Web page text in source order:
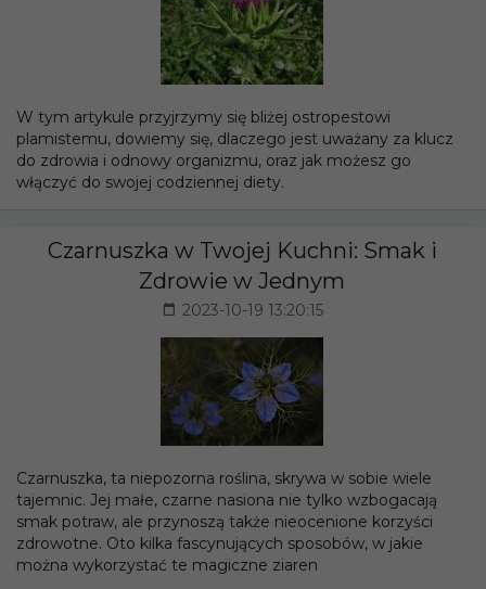
W tym artykule przyjrzymy się bliżej ostropestowi
plamistemu, dowiemy się, dlaczego jest uważany za klucz
do zdrowia i odnowy organizmu, oraz jak możesz go
włączyć do swojej codziennej diety.
Czarnuszka w Twojej Kuchni: Smak i
Zdrowie w Jednym
2023-10-19 13:20:15
Czarnuszka, ta niepozorna roślina, skrywa w sobie wiele
tajemnic. Jej małe, czarne nasiona nie tylko wzbogacają
smak potraw, ale przynoszą także nieocenione korzyści
zdrowotne. Oto kilka fascynujących sposobów, w jakie
można wykorzystać te magiczne ziaren